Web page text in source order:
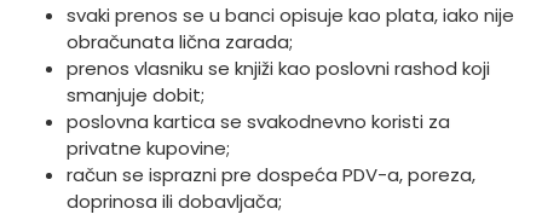
svaki prenos se u banci opisuje kao plata, iako nije
obračunata lična zarada;
prenos vlasniku se knjiži kao poslovni rashod koji
smanjuje dobit;
poslovna kartica se svakodnevno koristi za
privatne kupovine;
račun se isprazni pre dospeća PDV-a, poreza,
doprinosa ili dobavljača;